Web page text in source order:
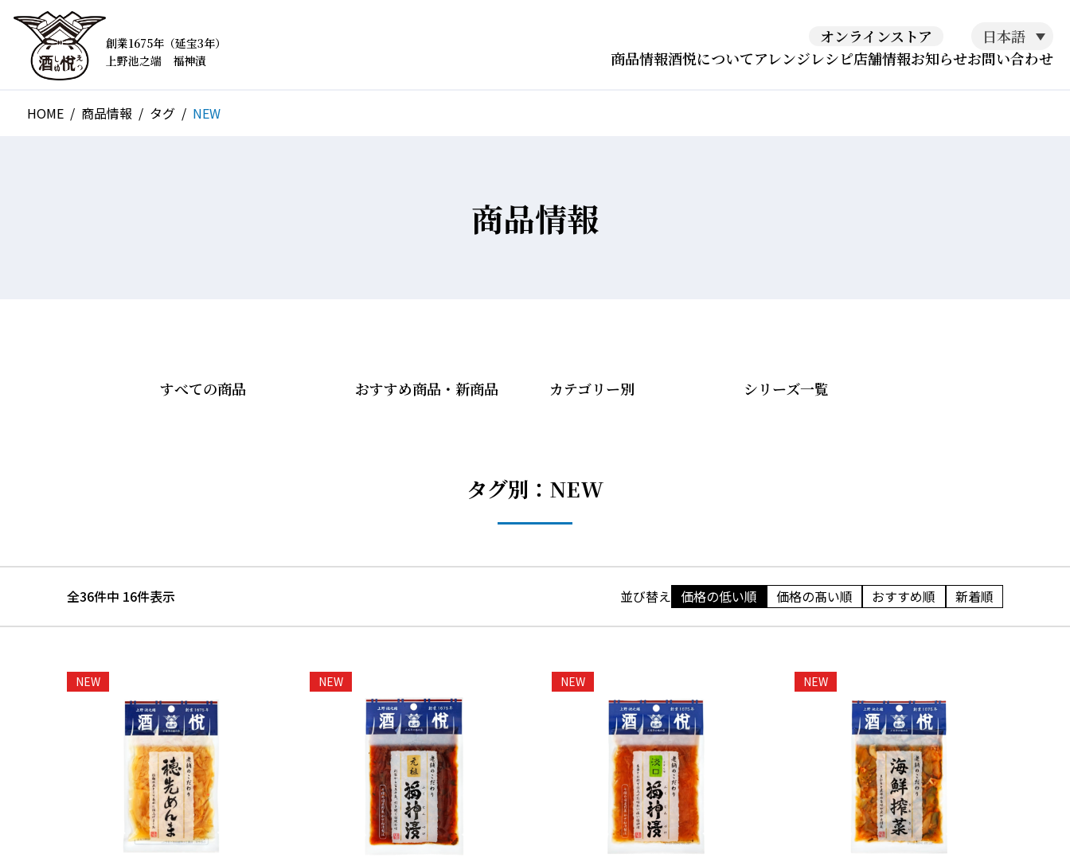
創業1675年（延宝3年）
上野池之端 福神漬
オンラインストア
日本語
商品情報酒悦についてアレンジレシピ店舗情報お知らせお問い合わせ
HOME 商品情報 タグ NEW
商品情報
すべての商品 おすすめ商品・新商品 カテゴリー別 シリーズ一覧
タグ別：NEW
全36件中 16件表示 並び替え 価格の低い順 価格の髙い順 おすすめ順 新着順
NEW NEW NEW NEW